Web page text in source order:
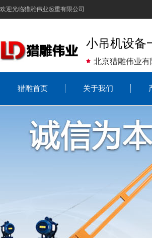
欢迎光临猎雕伟业起重有限公司
小吊机设备
北京猎雕伟业有
猎雕首页 关于我们